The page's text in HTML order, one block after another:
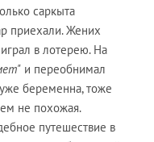
саркыта
приехали. Жених
в лотерею. На
и переобнимал
беременна, тоже
не похожая.
путешествие в